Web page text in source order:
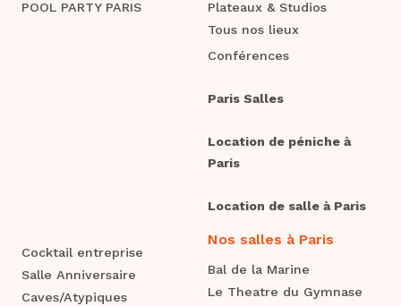
POOL PARTY PARIS
Plateaux & Studios
Tous nos lieux
Conférences
Paris Salles
Location de péniche à
Paris
Location de salle à Paris
Cocktail entreprise
Salle Anniversaire
Caves/Atypiques
Nos salles à Paris
Bal de la Marine
Le Theatre du Gymnase